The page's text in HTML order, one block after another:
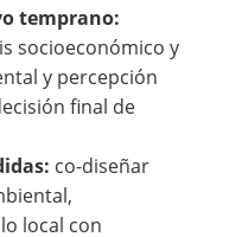
temprano:
socioeconómico y
y percepción
final de
co-diseñar
local con